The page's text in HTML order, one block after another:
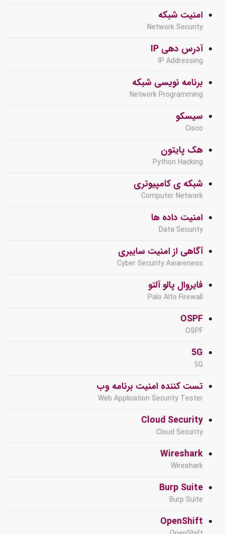
امنیت شبکه
Network Security
آدرس دهی IP
IP Addressing
برنامه نویسی شبکه
Network Programming
سیسکو
Cisco
هک پایتون
Python Hacking
شبکه ی کامپیوتری
Computer Network
امنیت داده ها
Data Security
آگاهی از امنیت سایبری
Cyber Security Awareness
فایروال پالو آلتو
Palo Alto Firewall
OSPF
OSPF
5G
5G
تست کننده امنیت برنامه وب
Web Application Security Tester
Cloud Security
Cloud Security
Wireshark
Wireshark
Burp Suite
Burp Suite
OpenShift